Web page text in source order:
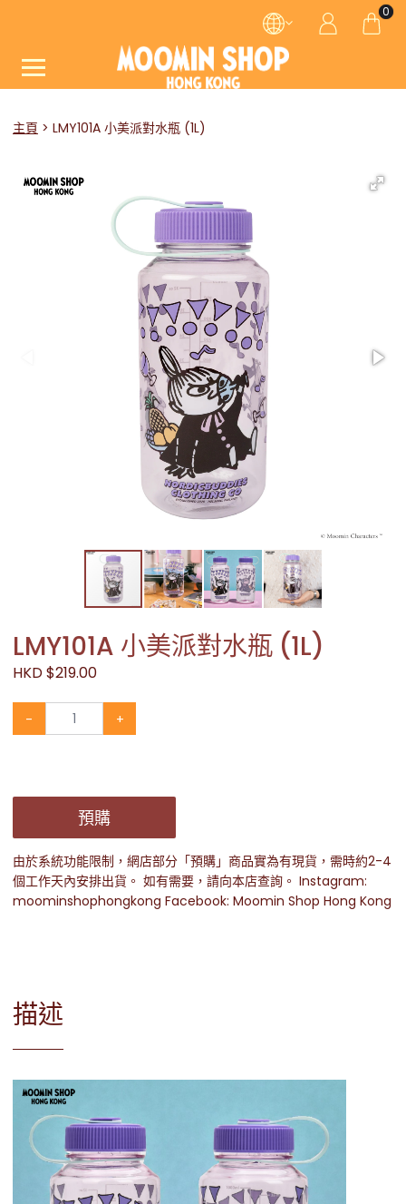
0
主頁 LMY101A 小美派對水瓶 (1L)
LMY101A 小美派對水瓶 (1L)
HKD $219.00
- +
預購
由於系統功能限制，網店部分「預購」商品實為有現貨，需時約2-4
個工作天內安排出貨。 如有需要，請向本店查詢。 Instagram:
moominshophongkong Facebook: Moomin Shop Hong Kong
描述